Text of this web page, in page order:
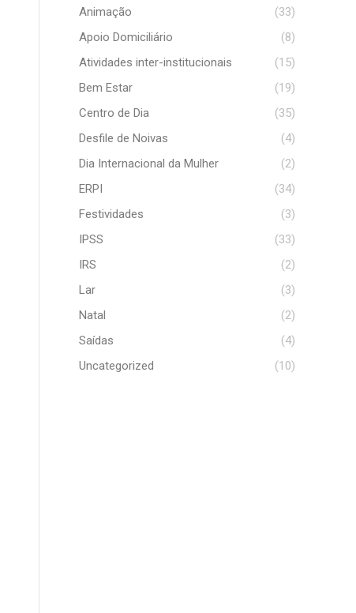
Animação
(33)
Apoio Domiciliário
(8)
Atividades inter-institucionais
(15)
Bem Estar
(19)
Centro de Dia
(35)
Desfile de Noivas
(4)
Dia Internacional da Mulher
(2)
ERPI
(34)
Festividades
(3)
IPSS
(33)
IRS
(2)
Lar
(3)
Natal
(2)
Saídas
(4)
Uncategorized
(10)